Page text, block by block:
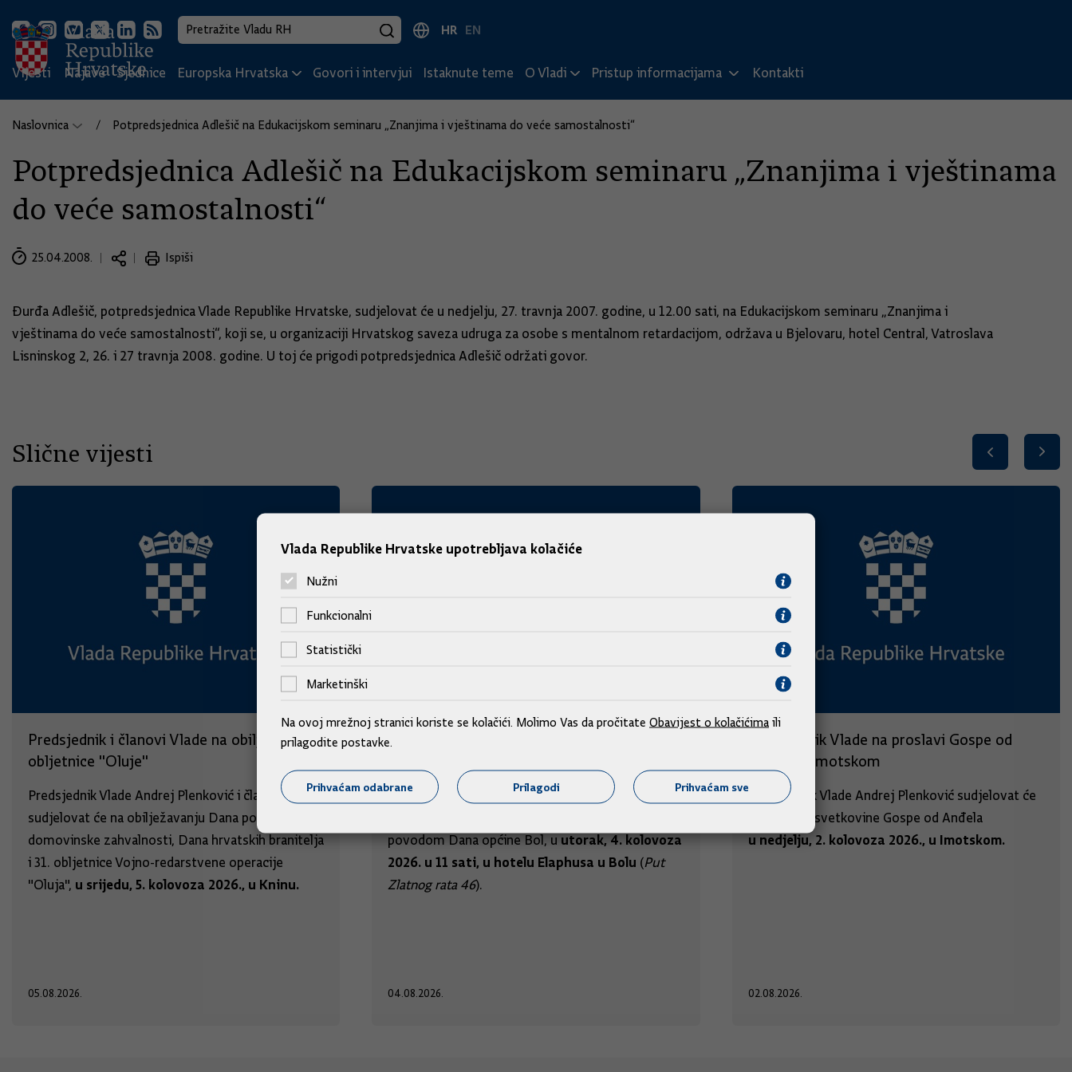
HR EN
Vijesti Najave Sjednice Europska Hrvatska Govori i intervjui Istaknute teme O Vladi Pristup informacijama Kontakti
Naslovnica Potpredsjednica Adlešič na Edukacijskom seminaru „Znanjima i vještinama do veće samostalnosti“
Potpredsjednica Adlešič na Edukacijskom seminaru „Znanjima i vještinama
do veće samostalnosti“
25.04.2008. Ispiši
Đurđa Adlešič, potpredsjednica Vlade Republike Hrvatske, sudjelovat će u nedjelju, 27. travnja 2007. godine, u 12.00 sati, na Edukacijskom seminaru „Znanjima i
vještinama do veće samostalnosti“, koji se, u organizaciji Hrvatskog saveza udruga za osobe s mentalnom retardacijom, održava u Bjelovaru, hotel Central, Vatroslava
Lisninskog 2, 26. i 27 travnja 2008. godine. U toj će prigodi potpredsjednica Adlešič održati govor.
Slične vijesti
Predsjednik i članovi Vlade na obilježavanju
obljetnice "Oluje"
Predsjednik Vlade Andrej Plenković i članovi Vlade
sudjelovat će na obilježavanju Dana pobjede i
domovinske zahvalnosti, Dana hrvatskih branitelja
i 31. obljetnice Vojno-redarstvene operacije
"Oluja", u srijedu, 5. kolovoza 2026., u Kninu.
05.08.2026.
Predsjednik Vlade na svečanoj sjednici
Predsjednik Vlade Andrej Plenković sudjelovat će
povodom Dana općine Bol, u utorak, 4. kolovoza
2026. u 11 sati, u hotelu Elaphusa u Bolu (Put
Zlatnog rata 46).
04.08.2026.
Predsjednik Vlade na proslavi Gospe od
Anđela u Imotskom
Predsjednik Vlade Andrej Plenković sudjelovat će
na proslavi svetkovine Gospe od Anđela
u nedjelju, 2. kolovoza 2026., u Imotskom.
02.08.2026.
Vlada Republike Hrvatske upotrebljava kolačiće
Nužni
Funkcionalni
Statistički
Marketinški
Na ovoj mrežnoj stranici koriste se kolačići. Molimo Vas da pročitate Obavijest o kolačićima ili
prilagodite postavke.
Prihvaćam odabrane Prilagodi Prihvaćam sve